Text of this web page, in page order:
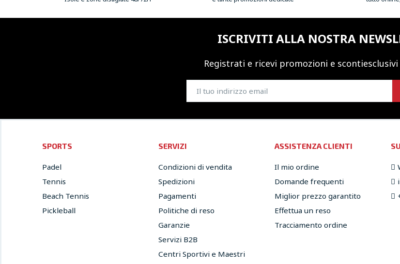
ISCRIVITI ALLA NOSTRA
Registrati e ricevi promozioni e sconti
SPORTS
Padel
Tennis
Beach Tennis
Pickleball
SERVIZI
Condizioni di vendita
Spedizioni
Pagamenti
Politiche di reso
Garanzie
Servizi B2B
Centri Sportivi e Maestri
ASSISTENZA CLIENTI
Il mio ordine
Domande frequenti
Miglior prezzo garantito
Effettua un reso
Tracciamento ordine